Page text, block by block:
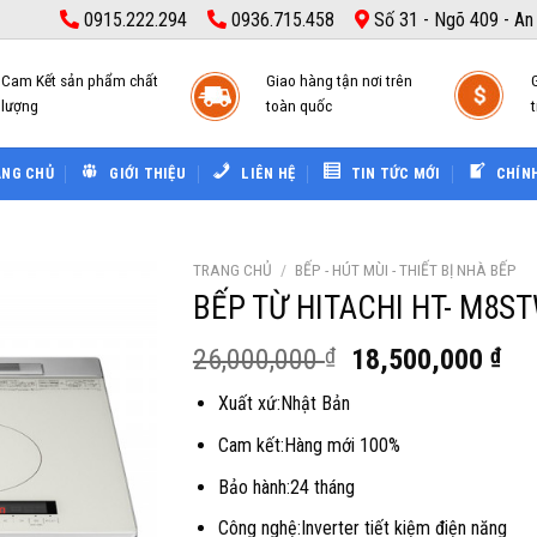
0915.222.294 0936.715.458 Số 31 - Ngõ 409 - An
Cam Kết sản phẩm chất
lượng
Giao hàng tận nơi trên
toàn quốc
CHỦ GIỚI THIỆU LIÊN HỆ TIN TỨC MỚI
TRANG CHỦ / BẾP - HÚT MÙI - THIẾT BỊ NHÀ BẾP
BẾP TỪ HITACHI HT-
26,000,000₫
Giá
26,000,000 ₫.
18,500,000₫Giá
Xuất xứ:Nhật Bản
Cam kết:Hàng mới 100%
Bảo hành:24 tháng
Công nghệ:Inverter tiết kiệm điện năng